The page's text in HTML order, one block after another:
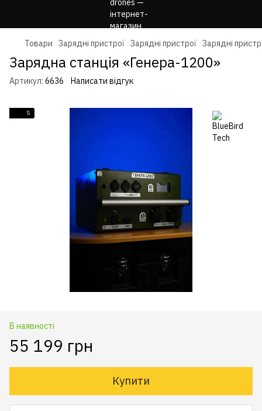
Товари Зарядні пристрої Зарядні пристрої Зарядні
Зарядна станція «Генера-1200»
Артикул: 6636 Написати відгук
5
В наявності
55 199 грн
Купити